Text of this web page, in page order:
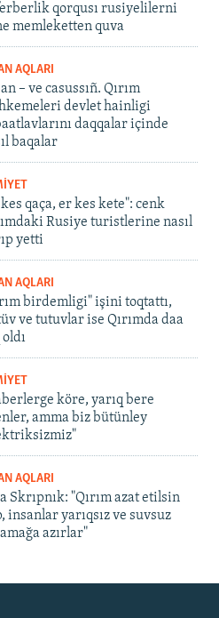
qorqusı rusiyelilerni
memleketten quva
AQLARI
– ve casussıñ. Qırım
devlet hainligi
daqqalar içinde
baqalar
qaça, er kes kete": cenk
Rusiye turistlerine nasıl
yetti
AQLARI
birdemligi" işini toqtattı,
ve tutuvlar ise Qırımda daa
oldı
köre, yarıq bere
amma biz bütünley
AQLARI
Skrıpnık: "Qırım azat etilsin
insanlar yarıqsız ve suvsuz
azırlar"